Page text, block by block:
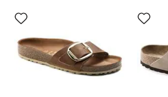
Anklicken
der
Farben
werden
die
Produktbilder
Anklicken
der
werden
die